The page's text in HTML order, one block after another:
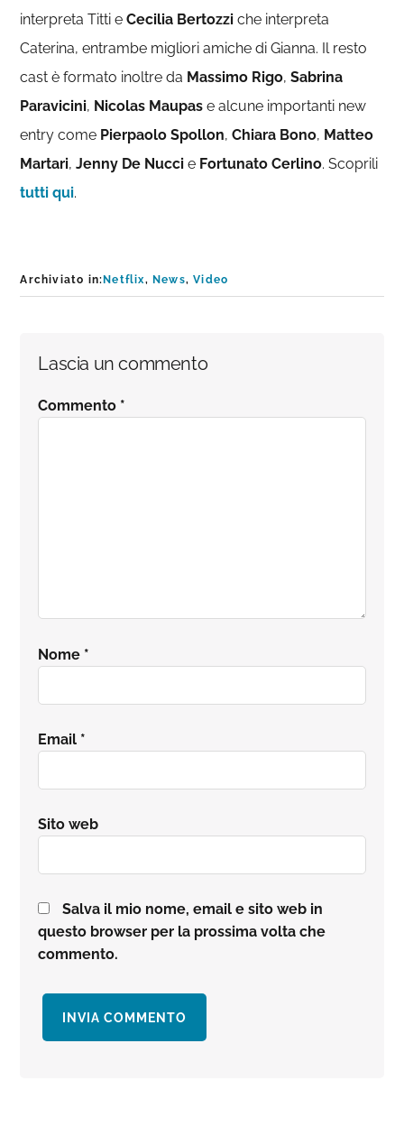
interpreta Titti eCecilia Bertozzi che interpreta
Caterina, entrambe migliori amiche di Gianna. Il resto
cast è formato inoltre da Massimo Rigo,Sabrina
Paravicini, Nicolas Maupase alcune importanti new
entry come Pierpaolo Spollon,Chiara Bono, Matteo
Martari,Jenny De Nucci e Fortunato Cerlino. Scoprili
tutti qui.
Archiviato in: Netflix, News,Video
Interazioni
del
Lascia un commento
Commento *
Nome *
Email *
Sito web
Salva il mio nome, email e sito web in
questo browser per la prossima volta che
commento.